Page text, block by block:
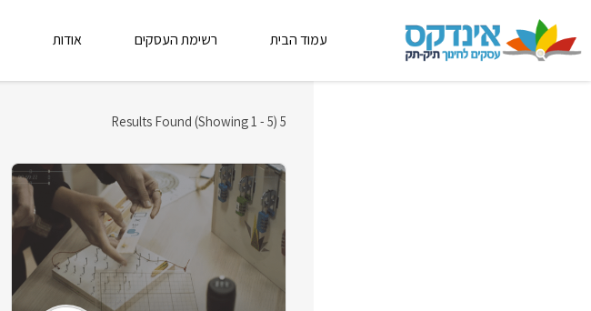
עמוד הבית רשימת העסקים אודות
5
Results Found (Showing 1 - 5)